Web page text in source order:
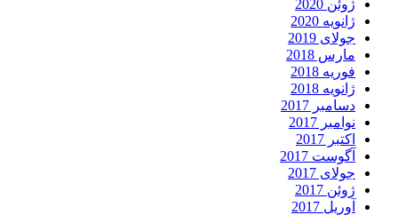
ژوئن 2020
ژانویه 2020
جولای 2019
مارس 2018
فوریه 2018
ژانویه 2018
دسامبر 2017
نوامبر 2017
اکتبر 2017
آگوست 2017
جولای 2017
ژوئن 2017
آوریل 2017